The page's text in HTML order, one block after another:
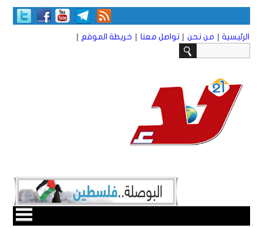
الرئيسية | من نحن | تواصل معنا | خريطة الموقع |